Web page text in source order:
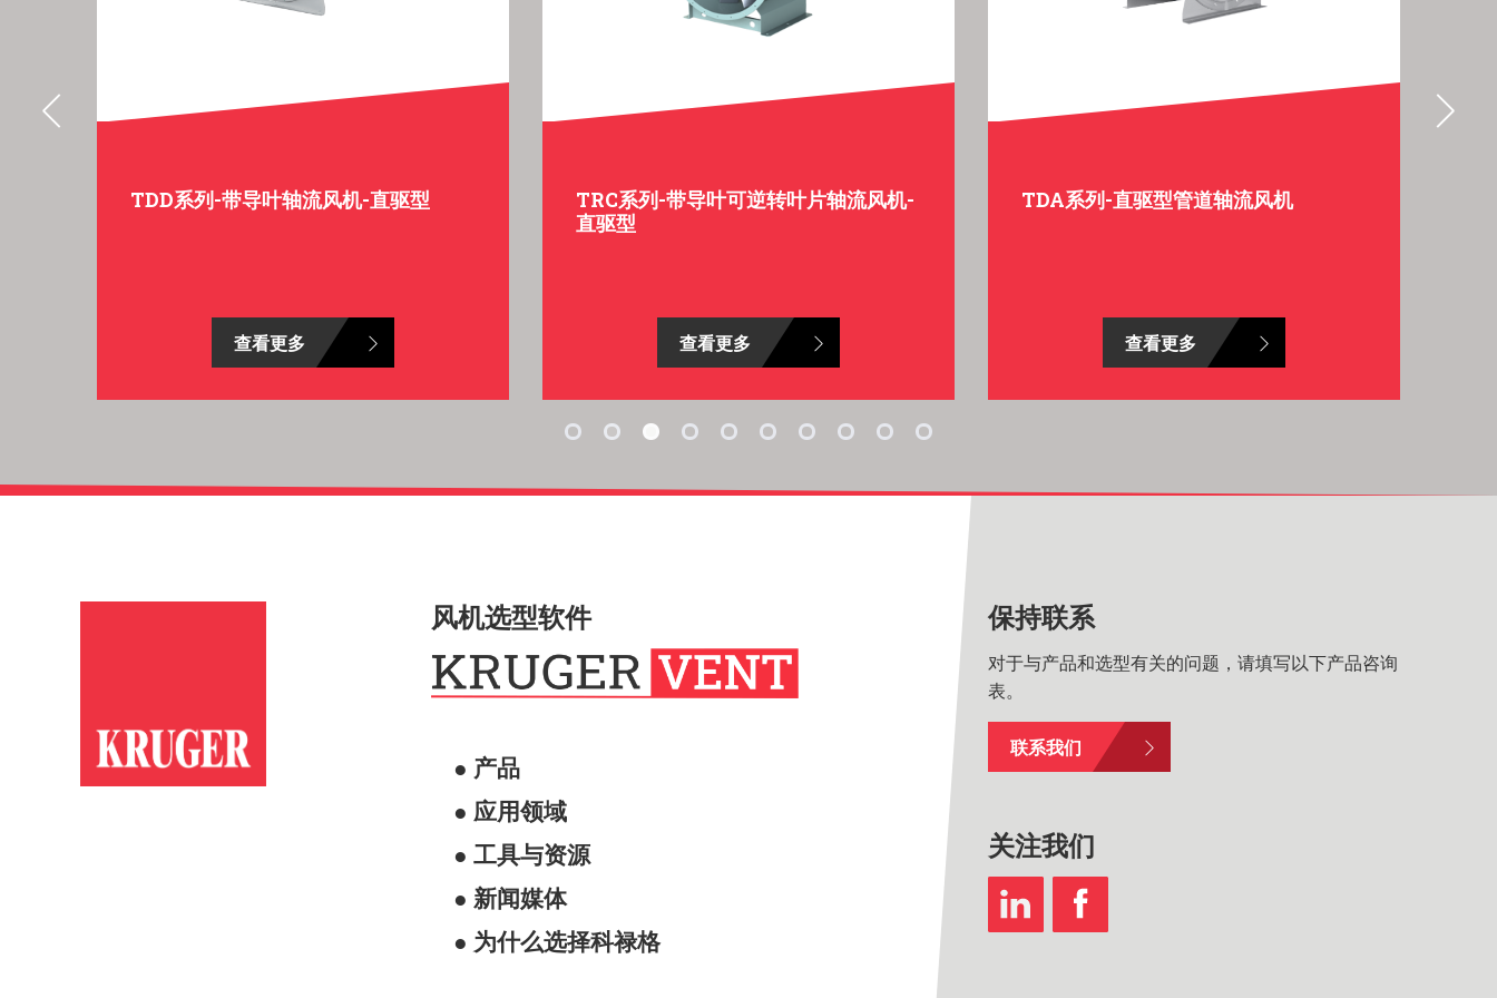
TDD系列-带导叶轴流风机-直驱型
查看更多
TRC系列-带导叶可逆转叶片轴流风机-
直驱型
查看更多
TDA系列-直驱型管道轴流风机
查看更多
风机选型软件
● 产品
● 应用领域
● 工具与资源
● 新闻媒体
● 为什么选择科禄格
保持联系
对于与产品和选型有关的问题，请填写以下产品咨询
表。
联系我们
关注我们